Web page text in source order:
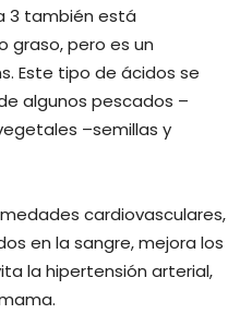
3 también está
graso, pero es un
Este tipo de ácidos se
algunos pescados –
–semillas y
cardiovasculares,
en la sangre, mejora los
la hipertensión arterial,